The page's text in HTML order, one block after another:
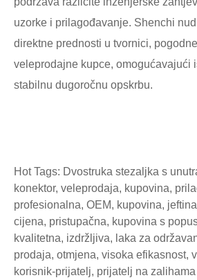
uzorke i prilagođavanje. Shenchi
direktne prednosti u tvornici,
veleprodajne kupce, omogućavajući
stabilnu dugoročnu opskrbu.
Hot Tags: Dvostruka stezaljka s
konektor, veleprodaja, kupovina,
profesionalna, OEM, kupovina,
cijena, pristupačna, kupovina s
kvalitetna, izdržljiva, laka za
prodaja, otmjena, visoka efikasnost,
korisnik-prijatelj, prijatelj na